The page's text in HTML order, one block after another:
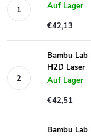
Auf Lager
€42,13
Bambu
H2D Laser
Auf Lager
€42,51
Bambu